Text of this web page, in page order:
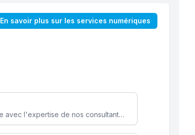
En savoir plus sur les services numériques
Optimisez votre stratégie informatique avec l'expertise de nos consultants pour améliorer votre efficacité et sécurité.